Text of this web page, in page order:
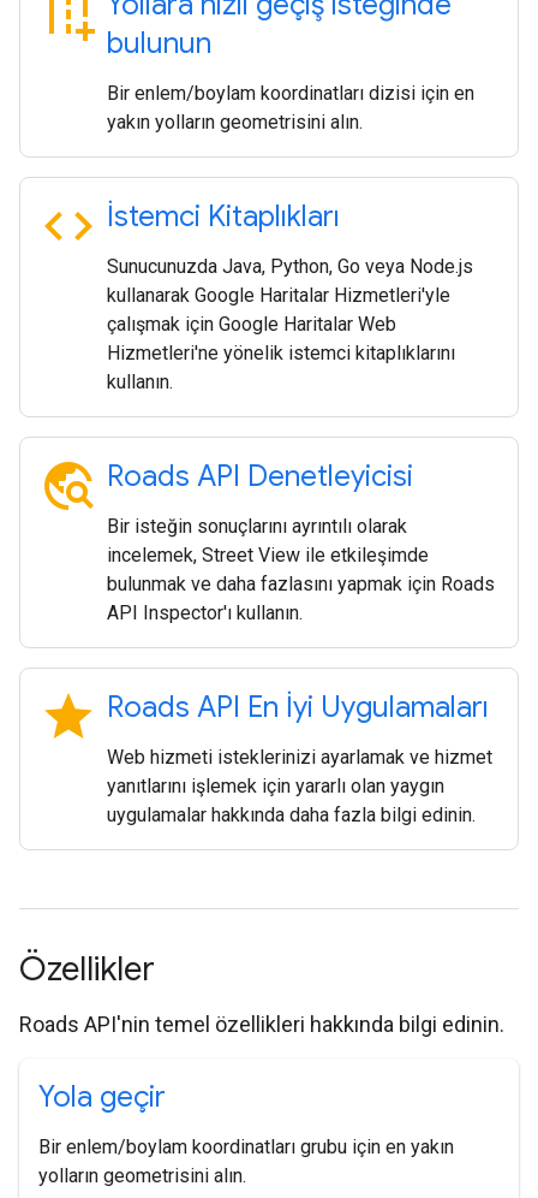
add_road bulunun
Bir enlem/boylam koordinatları dizisi için en
yakın yolların geometrisini alın.
code İstemci Kitaplıkları
Sunucunuzda Java, Python, Go veya Node.js
kullanarak Google Haritalar Hizmetleri'yle
çalışmak için Google Haritalar Web
Hizmetleri'ne yönelik istemci kitaplıklarını
kullanın.
travel_explore Roads API Denetleyicisi
Bir isteğin sonuçlarını ayrıntılı olarak
incelemek, Street View ile etkileşimde
bulunmak ve daha fazlasını yapmak için Roads
API Inspector'ı kullanın.
star Roads API En İyi Uygulamaları
Web hizmeti isteklerinizi ayarlamak ve hizmet
yanıtlarını işlemek için yararlı olan yaygın
uygulamalar hakkında daha fazla bilgi edinin.
Özellikler
Roads API'nin temel özellikleri hakkında bilgi edinin.
Yola geçir
Bir enlem/boylam koordinatları grubu için en yakın
yolların geometrisini alın.